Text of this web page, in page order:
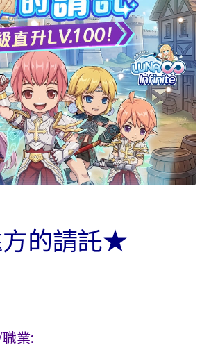
的請託★
業: